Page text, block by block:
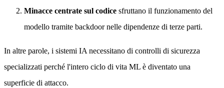
Minacce centrate sul codice sfruttano il funzionamento del
modello tramite backdoor nelle dipendenze di terze parti.
In altre parole, i sistemi IA necessitano di controlli di sicurezza
specializzati perché l'intero ciclo di vita ML è diventato una
superficie di attacco.